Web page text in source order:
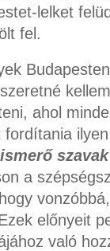
lelket
fel.
ahol
fordítania
a
előnyeit
való